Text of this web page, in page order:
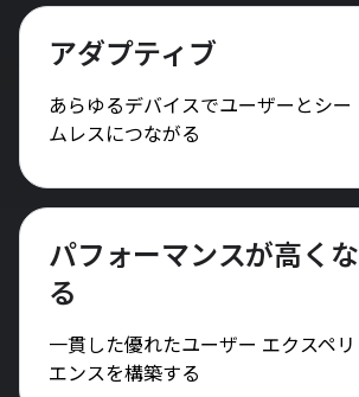
アダプティブ
あらゆるデバイスでユーザーとシー
ムレスにつながる
パフォーマンスが高くな
る
一貫した優れたユーザー エクスペリ
エンスを構築する